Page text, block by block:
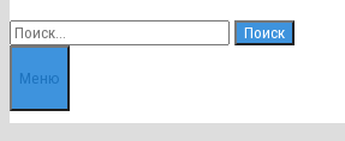
Найти:
Меню